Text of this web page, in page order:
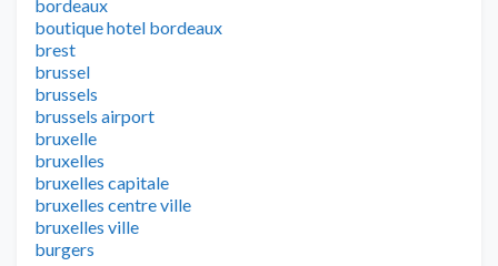
bordeaux
boutique hotel bordeaux
brest
brussel
brussels
brussels airport
bruxelle
bruxelles
bruxelles capitale
bruxelles centre ville
bruxelles ville
burgers